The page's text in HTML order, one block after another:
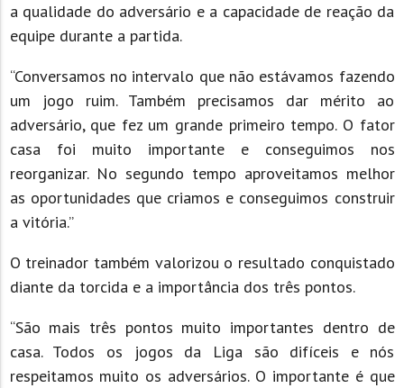
a qualidade do adversário e a capacidade de reação da
equipe durante a partida.
“Conversamos no intervalo que não estávamos fazendo
um jogo ruim. Também precisamos dar mérito ao
adversário, que fez um grande primeiro tempo. O fator
casa foi muito importante e conseguimos nos
reorganizar. No segundo tempo aproveitamos melhor
as oportunidades que criamos e conseguimos construir
a vitória.”
O treinador também valorizou o resultado conquistado
diante da torcida e a importância dos três pontos.
“São mais três pontos muito importantes dentro de
casa. Todos os jogos da Liga são difíceis e nós
respeitamos muito os adversários. O importante é que